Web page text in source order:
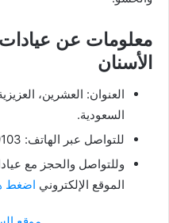
معلومات عن
الأسنان
العنوان: العشرين،
السعودية.
للتواصل عبر الهاتف: 966557589103+
وللتواصل والحجز مع
الموقع الإلكتروني اضغط